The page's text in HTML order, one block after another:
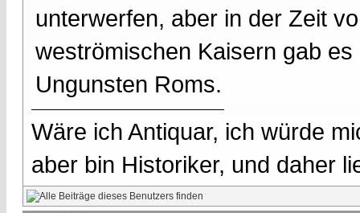
unterwerfen, aber in der Zeit
weströmischen Kaisern gab
Ungunsten Roms.
Wäre ich Antiquar, ich würde
aber bin Historiker, und daher